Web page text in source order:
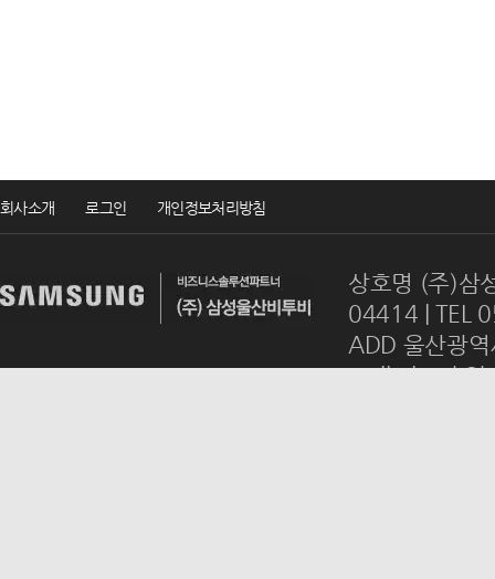
회사소개 로그인 개인정보처리방침
상호명 (주)삼
04414 | TEL
ADD 울산광
mail